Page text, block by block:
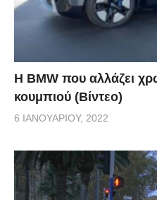
Η BMW που αλλάζει
κουμπιού (Βίντεο)
6 ΙΑΝΟΥΑΡΊΟΥ, 2022